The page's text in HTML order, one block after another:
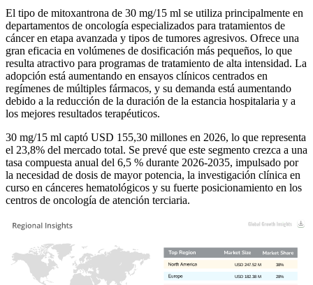
El tipo de mitoxantrona de 30 mg/15 ml se utiliza principalmente en
departamentos de oncología especializados para tratamientos de
cáncer en etapa avanzada y tipos de tumores agresivos. Ofrece una
gran eficacia en volúmenes de dosificación más pequeños, lo que
resulta atractivo para programas de tratamiento de alta intensidad. La
adopción está aumentando en ensayos clínicos centrados en
regímenes de múltiples fármacos, y su demanda está aumentando
debido a la reducción de la duración de la estancia hospitalaria y a
los mejores resultados terapéuticos.
30 mg/15 ml captó USD 155,30 millones en 2026, lo que representa
el 23,8% del mercado total. Se prevé que este segmento crezca a una
tasa compuesta anual del 6,5 % durante 2026-2035, impulsado por
la necesidad de dosis de mayor potencia, la investigación clínica en
curso en cánceres hematológicos y su fuerte posicionamiento en los
centros de oncología de atención terciaria.
28%
USD 182.38 M
38%
USD 247.52 M